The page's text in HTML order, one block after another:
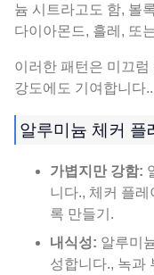
늄 시트라고도 함, 볼
다이아몬드, 흘레, 또
이러한 패턴은 미끄
강도에도 기여합니다..
알루미늄 체커 플
가볍지만 강함:
니다., 체커 플
록 만들기.
내식성: 알루미
성합니다., 녹과